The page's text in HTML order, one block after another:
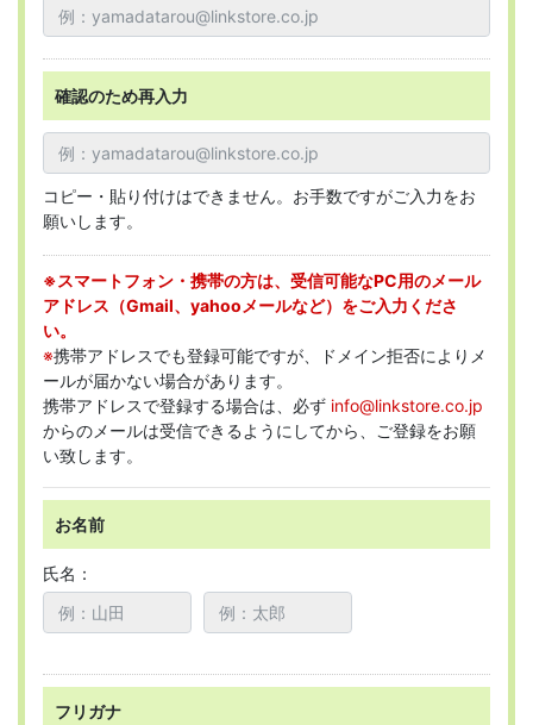
確認のため再入力
コピー・貼り付けはできません。お手数ですがご入力をお
願いします。
※スマートフォン・携帯の方は、受信可能なPC用のメール
アドレス（Gmail、yahooメールなど）をご入力くださ
い。
※携帯アドレスでも登録可能ですが、ドメイン拒否によりメ
ールが届かない場合があります。
携帯アドレスで登録する場合は、必ず info@linkstore.co.jp
からのメールは受信できるようにしてから、ご登録をお願
い致します。
お名前
氏名：
フリガナ